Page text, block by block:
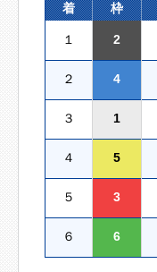
着 枠
１ 2
２ 4
３ 1
４ 5
５ 3
６ 6